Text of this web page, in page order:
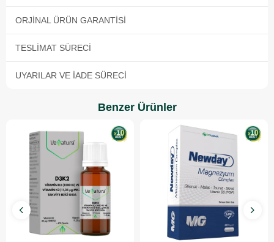
ORJINAL ÜRÜN GARANTISI
TESLIMAT SÜRECI
UYARILAR VE İADE SÜRECI
Benzer Ürünler